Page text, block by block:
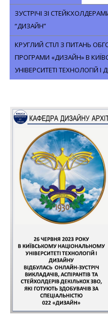
ЗУСТРІЧІ ЗІ
“ДИЗАЙН”
КРУГЛИЙ СТІЛ З ПИТАНЬ
ПРОГРАМИ «ДИЗАЙН» В
УНІВЕРСИТЕТІ ТЕХНОЛОГІЙ І